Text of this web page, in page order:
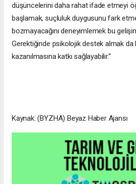
düşüncelerini daha rahat ifade etmeyi
başlamak, suçluluk duygusunu fark
bozmayacağını deneyimlemek bu
Gerektiğinde psikolojik destek almak da
kazanılmasına katkı sağlayabilir.”
Kaynak: (BYZHA) Beyaz Haber Ajansı